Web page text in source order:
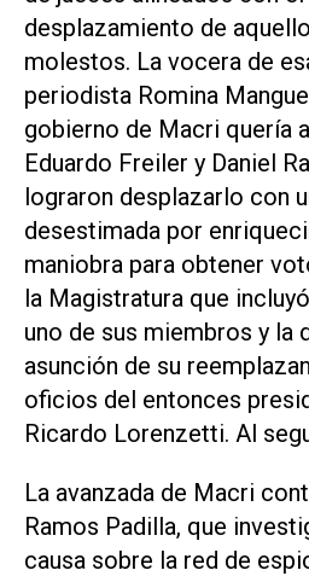
desplazamiento de
molestos. La vocera de
periodista Romina
gobierno de Macri quería
Eduardo Freiler y Daniel
lograron desplazarlo con
desestimada por
maniobra para obtener
la Magistratura que
uno de sus miembros y la
asunción de su
oficios del entonces
Ricardo Lorenzetti. Al
La avanzada de Macri
Ramos Padilla, que
causa sobre la red de